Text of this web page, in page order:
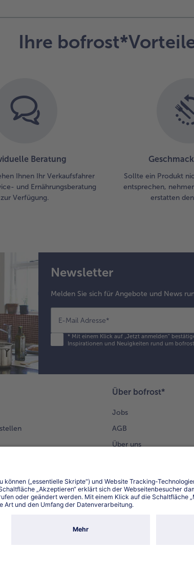
Ihre
Beratung
Ihnen Ihr Verkaufsfahrer
und Ernährungsberatung
zur Verfügung.
Sollte ein Produkt
entsprechen,
erstatten
Newsletter
Melden Sie sich für Angebote und News
E-Mail Adresse*
*Mit einem Klick auf „Jetzt anmelden"
Inspirationen und Neuigkeiten rund um
Über bofrost*
Jobs
AGB
Über uns
App
Compliance